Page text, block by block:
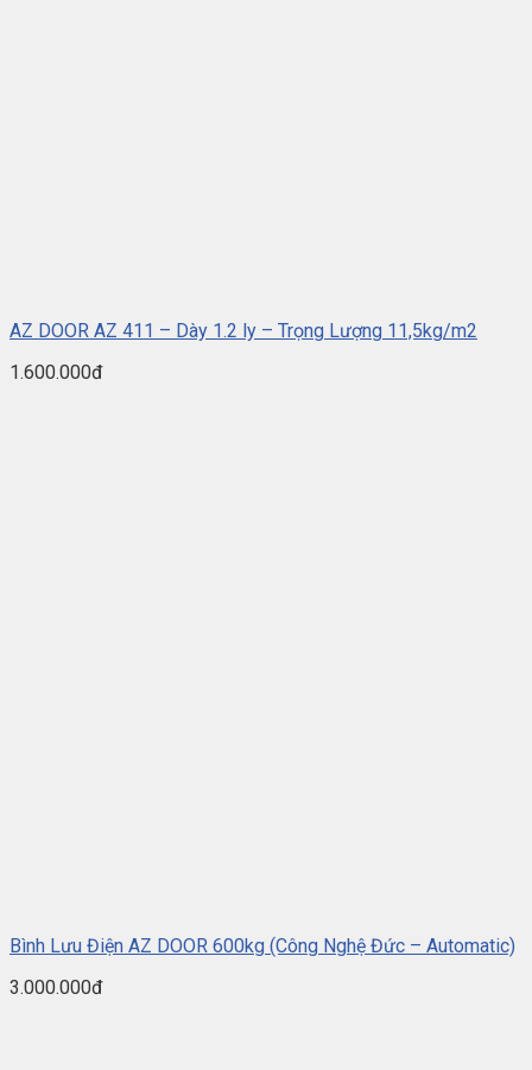
AZ DOOR AZ 411 – Dày 1.2 ly – Trọng Lượng 11,5kg/m2
1.600.000đ
Bình Lưu Điện AZ DOOR 600kg (Công Nghệ Đức – Automatic)
3.000.000đ